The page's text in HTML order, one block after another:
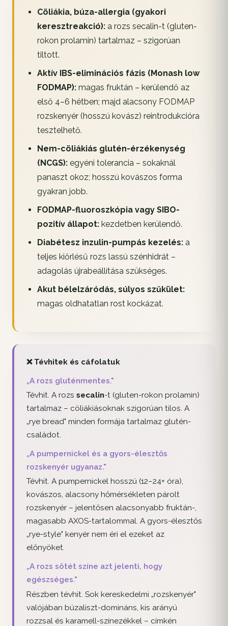
Cöliákia, búza-allergia (gyakori
keresztreakció):a rozs secalin-t (gluten-
rokon prolamin) tartalmaz – szigorúan
tiltott.
Aktív IBS-eliminációs fázis (Monash low
FODMAP):magas fruktán – kerülendő az
első 4–6 hétben; majd alacsony FODMAP
rozskenyér (hosszú kovász) reintrodukcióra
tesztelhető.
Nem-cöliákiás glutén-érzékenység
(NCGS):egyéni tolerancia – sokaknál
panaszt okoz; hosszú kovászos forma
gyakran jobb.
FODMAP-fluoroszkópia vagy SIBO-
pozitív állapot:kezdetben kerülendő.
Diabétesz inzulin-pumpás kezelés:a
teljes kiőrlésű rozs lassú szénhidrát –
adagolás újrabeállítása szükséges.
Akut bélelzáródás, súlyos szűkület:
magas oldhatatlan rost kockázat.
❌ Tévhitek és cáfolatuk
„A rozs gluténmentes."
Tévhit. A rozs secalin-t (gluten-rokon prolamin)
tartalmaz – cöliákiásoknak szigorúan tilos. A
„rye bread" minden formája tartalmaz glutén-
családot.
„A pumpernickel és a gyors-élesztős
rozskenyér ugyanaz."
Tévhit. A pumpernickel hosszú (12–24+ óra),
kovászos, alacsony hőmérsékleten párolt
rozskenyér – jelentősen alacsonyabb fruktán-,
magasabb AXOS-tartalommal. A gyors-élesztős
„rye-style" kenyér nem éri el ezeket az
előnyöket.
„A rozs sötét színe azt jelenti, hogy
egészséges."
Részben tévhit. Sok kereskedelmi „rozskenyér"
valójában búzaliszt-domináns, kis arányú
rozzsal és karamell-színezékkel – címkén